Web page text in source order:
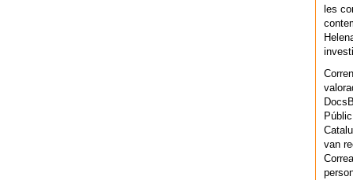
les
van